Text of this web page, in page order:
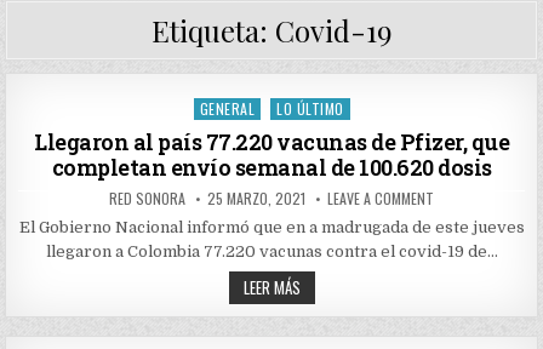
Etiqueta: Covid-19
Posted
GENERAL LO ÚLTIMO
Llegaron al país 77.220 vacunas de Pfizer, que
completan envío semanal de 100.620 dosis
AUTHOR:
RED SONORA PUBLISHED
DATE:
25 MARZO, 2021 LEAVE A COMMENT
AL
PAÍS
77.220
QUE
ENVÍO
El Gobierno Nacional informó que en a madrugada de este jueves
llegaron a Colombia 77.220 vacunas contra el covid-19 de…
LEER MÁSLLEGARON
AL
PAÍS
77.220